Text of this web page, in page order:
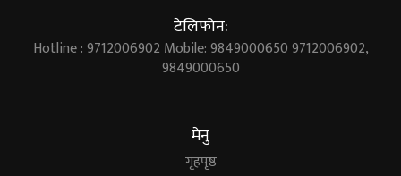
टेलिफोन:
Hotline : 9712006902 Mobile: 9849000650 9712006902,
9849000650
मेनु
गृहपृष्ठ